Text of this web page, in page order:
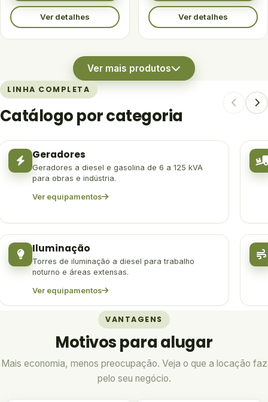
Ver detalhes Ver detalhes
Ver mais produtos
LINHA COMPLETA
Catálogo por categoria
Geradores
Geradores a diesel e gasolina de 6 a 125 kVA
para obras e indústria.
Ver equipamentos
Iluminação
Torres de iluminação a diesel para trabalho
noturno e áreas extensas.
Ver equipamentos
VANTAGENS
Motivos para alugar
Mais economia, menos preocupação. Veja o que a locação faz
pelo seu negócio.